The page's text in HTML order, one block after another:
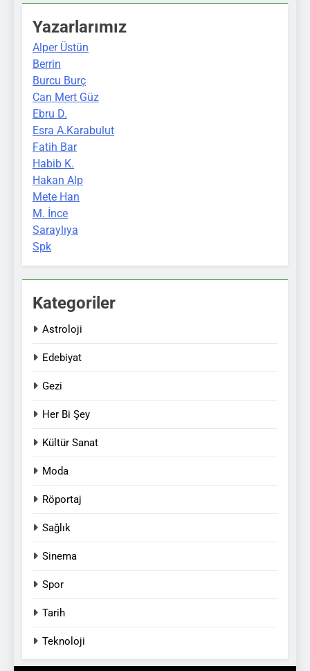
Yazarlarımız
Alper Üstün
Berrin
Burcu Burç
Can Mert Güz
Ebru D.
Esra A.Karabulut
Fatih Bar
Habib K.
Hakan Alp
Mete Han
M. İnce
Saraylıya
Spk
Kategoriler
Astroloji
Edebiyat
Gezi
Her Bi Şey
Kültür Sanat
Moda
Röportaj
Sağlık
Sinema
Spor
Tarih
Teknoloji